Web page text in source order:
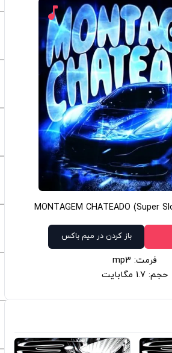
MONTAGEM CHATEADO (Super
باز کردن در میم باکس
فرمت: mp3
حجم: 1.7 مگابایت